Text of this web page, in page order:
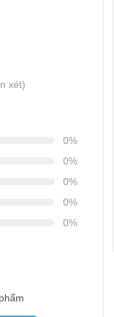
xét)
0%
0%
0%
0%
0%